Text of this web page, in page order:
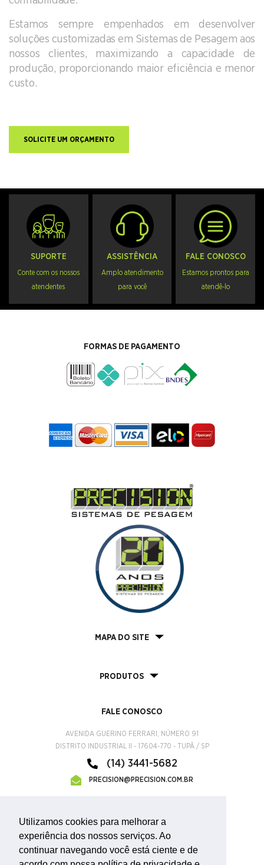
Estamos sempre empenhados em desenvolver
soluções customizadas em Sistemas de Pesagem aos
nossos clientes, maximizando a capacidade de
produção, proporcionando maior eficiência e menor
custo.
SOLICITE UM ORÇAMENTO
SUPORTE
Conte com os nossos
atendentes
ASSISTÊNCIA
Amplo atendimento
para você
FALE CONOSCO
Estamos prontos para
atendê-lo
FORMAS DE PAGAMENTO
MAPA DO SITE
PRODUTOS
FALE CONOSCO
AVENIDA GUERINO FERRARI, NÚMERO 91
DISTRITO INDUSTRIAL II - 17604-770 - TUPÃ / SP
(14) 3441-5682
PRECISION@PRECISION.COM.BR
Utilizamos cookies para melhorar a
experiência dos nossos serviços. Ao
continuar navegando você está ciente e de